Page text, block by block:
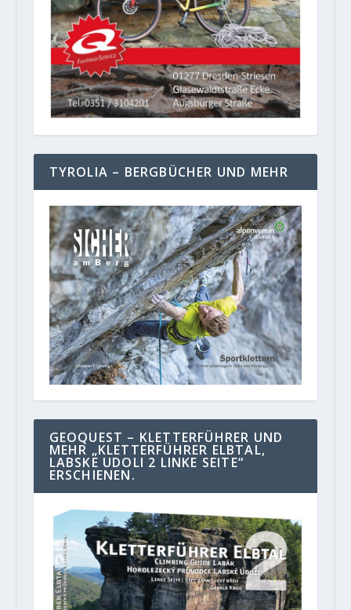
TYROLIA – BERGBÜCHER UND MEHR
GEOQUEST – KLETTERFÜHRER UND
MEHR „KLETTERFÜHRER ELBTAL,
LABSKE UDOLI 2 LINKE SEITE“
ERSCHIENEN.